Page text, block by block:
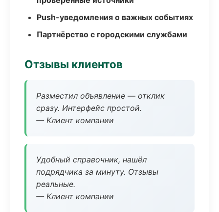
Push-уведомления о важных событиях
Партнёрство с городскими службами
Отзывы клиентов
Разместил объявление — отклик
сразу. Интерфейс простой.
— Клиент компании
Удобный справочник, нашёл
подрядчика за минуту. Отзывы
реальные.
— Клиент компании